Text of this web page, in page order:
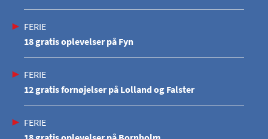
FERIE
18 gratis oplevelser på Fyn
FERIE
12 gratis fornøjelser på Lolland og Falster
FERIE